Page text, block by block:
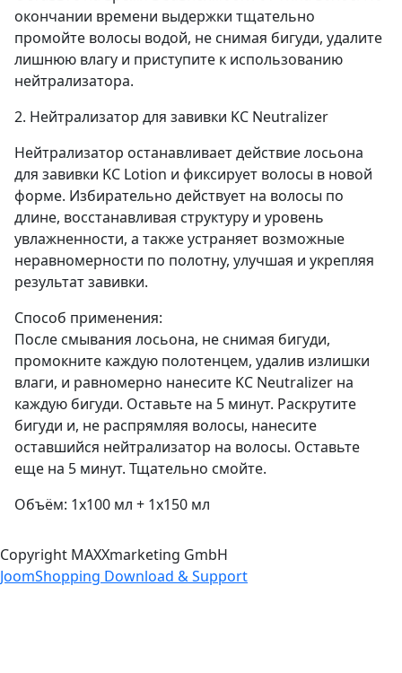
окончании времени выдержки тщательно
промойте волосы водой, не снимая бигуди, удалите
лишнюю влагу и приступите к использованию
нейтрализатора.
2. Нейтрализатор для завивки KC Neutralizer
Нейтрализатор останавливает действие лосьона
для завивки KC Lotion и фиксирует волосы в новой
форме. Избирательно действует на волосы по
длине, восстанавливая структуру и уровень
увлажненности, а также устраняет возможные
неравномерности по полотну, улучшая и укрепляя
результат завивки.
Способ применения:
После смывания лосьона, не снимая бигуди,
промокните каждую полотенцем, удалив излишки
влаги, и равномерно нанесите KC Neutralizer на
каждую бигуди. Оставьте на 5 минут. Раскрутите
бигуди и, не распрямляя волосы, нанесите
оставшийся нейтрализатор на волосы. Оставьте
еще на 5 минут. Тщательно смойте.
Объём: 1x100 мл + 1x150 мл
Copyright MAXXmarketing GmbH
JoomShopping Download & Support